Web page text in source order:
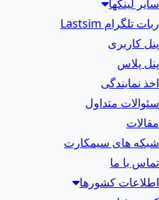
سایر لینکها
ربات تلگرام Lastsim
پنل کاربری
پنل پلاس
اخذ نمایندگی
سئوالات متداول
مقالات
شبکه های سیمکارت
تماس با ما
اطلاعات کشورها